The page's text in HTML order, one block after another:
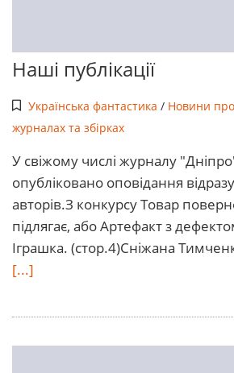
Наші публікації
Українська фантастика / Новини
журналах та збірках
У свіжому числі журналу
опубліковано оповідання
авторів.З конкурсу Товар
підлягає, або Артефакт з
Іграшка. (стор.4)Сніжана
[...]